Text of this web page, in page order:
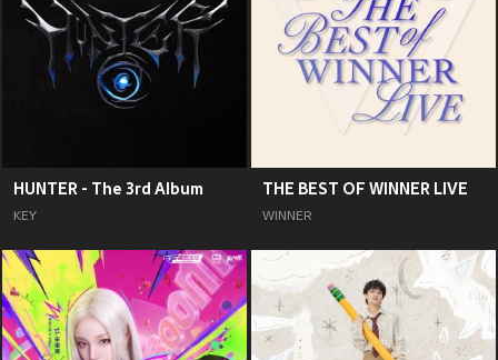
HUNTER - The 3rd Album
KEY
THE BEST OF WINNER LIVE
WINNER